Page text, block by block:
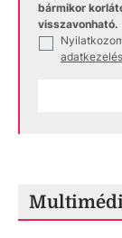
bármikor
visszavonható.